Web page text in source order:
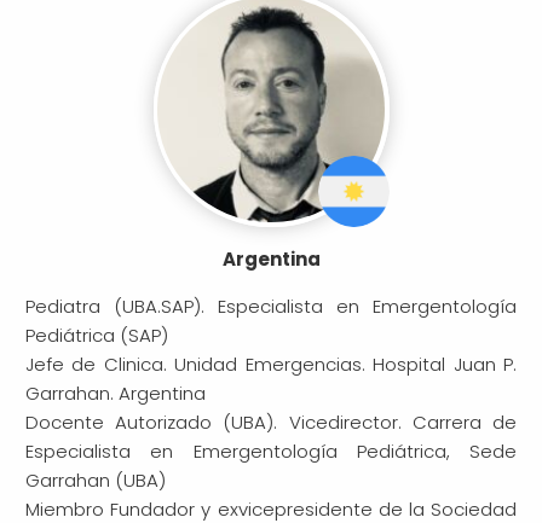
Argentina
Pediatra (UBA.SAP). Especialista en Emergentología
Pediátrica (SAP)
Jefe de Clinica. Unidad Emergencias. Hospital Juan P.
Garrahan. Argentina
Docente Autorizado (UBA). Vicedirector. Carrera de
Especialista en Emergentología Pediátrica, Sede
Garrahan (UBA)
Miembro Fundador y exvicepresidente de la Sociedad